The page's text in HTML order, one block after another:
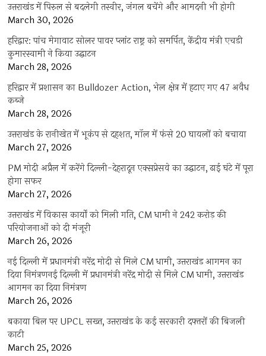
उत्तराखंड में पिरुल से बदलेगी तस्वीर, जंगल बचेंगे और आमदनी भी होगी
March 30, 2026
हरिद्वार: पांच मेगावाट सोलर पावर प्लांट राष्ट्र को समर्पित, केंद्रीय मंत्री एचडी
कुमारस्वामी ने किया उद्घाटन
March 28, 2026
हरिद्वार में प्रशासन का Bulldozer Action, भेल क्षेत्र में हटाए गए 47 अवैध
कब्जे
March 28, 2026
उत्तराखंड के रानीखेत में भूकंप से दहशत, मॉल में फंसे 20 घायलों को बचाया
March 27, 2026
PM मोदी अप्रैल में करेंगे दिल्ली-देहरादून एक्सप्रेसवे का उद्घाटन, ढाई घंटे में पूरा
होगा सफर
March 27, 2026
उत्तराखंड में विकास कार्यों को मिली गति, CM धामी ने 242 करोड़ की
परियोजनाओं को दी मंजूरी
March 26, 2026
नई दिल्ली में प्रधानमंत्री नरेंद्र मोदी से मिले CM धामी, उत्तराखंड आगमन का
दिया निमंत्रणनई दिल्ली में प्रधानमंत्री नरेंद्र मोदी से मिले CM धामी, उत्तराखंड
आगमन का दिया निमंत्रण
March 26, 2026
बकाया बिल पर UPCL सख्त, उत्तराखंड के कई सरकारी दफ्तरों की बिजली
काटी
March 25, 2026